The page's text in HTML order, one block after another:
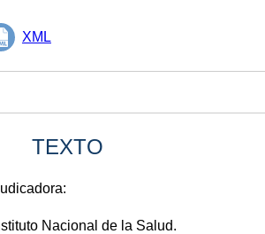
XML
TEXTO
Nacional de la Salud.